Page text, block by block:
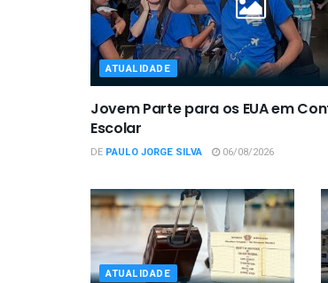
ATUALIDADE
Jovem Parte para os EUA em
Escolar
DE PAULO JORGE SILVA 06/08/2026
ATUALIDADE